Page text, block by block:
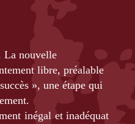
La nouvelle
libre, préalable
», une étape qui
inégal et inadéquat